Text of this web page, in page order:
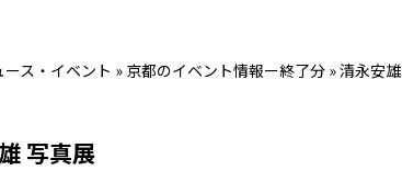
ース・イベント » 京都のイベント情報ー終了分 »清永安
写真展